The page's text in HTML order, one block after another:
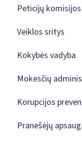
Peticijų
Veiklos sritys
Kokybės vadyba
Mokesčių
Korupcijos
Pranešėjų